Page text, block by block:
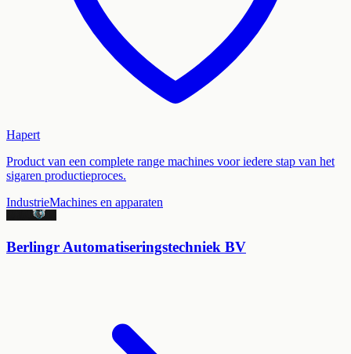
Hapert
Product van een complete range machines voor iedere stap van het
sigaren productieproces.
IndustrieMachines en apparaten
Berlingr Automatiseringstechniek BV